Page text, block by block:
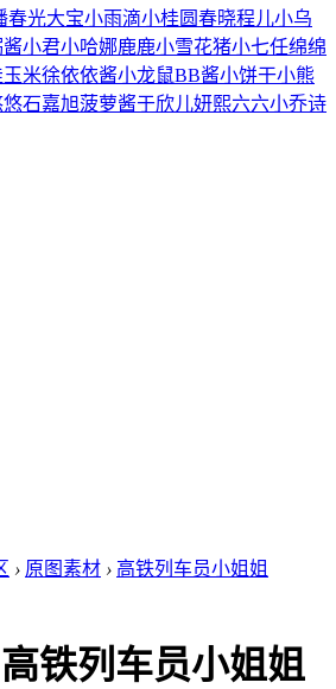
春光大宝小雨滴小桂圆春晓程儿小乌
小君小哈娜鹿鹿小雪花猪小七任绵绵
玉米徐依依酱小龙鼠BB酱小饼干小熊
悠石嘉旭菠萝酱于欣儿妍熙六六小乔诗
› 原图素材 › 高铁列车员小姐姐
高铁列车员小姐姐